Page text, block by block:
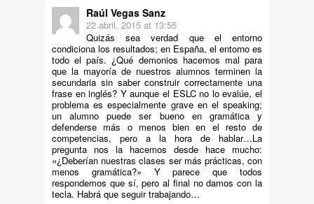
Raúl Vegas Sanz
22 abril, 2015 at 13:55
Quizás sea verdad que el entorno
condiciona los resultados; en España, el entorno es
todo el país. ¿Qué demonios hacemos mal para
que la mayoría de nuestros alumnos terminen la
secundaria sin saber construir correctamente una
frase en inglés? Y aunque el ESLC no lo evalúe, el
problema es especialmente grave en el speaking;
un alumno puede ser bueno en gramática y
defenderse más o menos bien en el resto de
competencias, pero a la hora de hablar…La
pregunta nos la hacemos desde hace mucho:
«¿Deberían nuestras clases ser más prácticas, con
menos gramática?» Y parece que todos
respondemos que sí, pero al final no damos con la
tecla. Habrá que seguir trabajando…